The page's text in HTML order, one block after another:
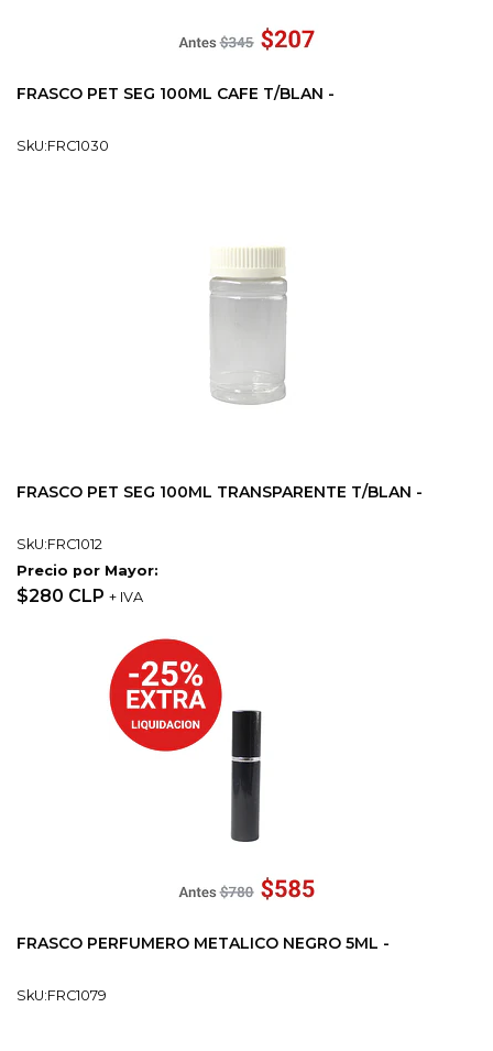
FRASCO PET SEG 100ML CAFE T/BLAN -
SkU:FRC1030
FRASCO PET SEG 100ML TRANSPARENTE T/BLAN -
SkU:FRC1012
Precio por Mayor:
$280 CLP + IVA
FRASCO PERFUMERO METALICO NEGRO 5ML -
SkU:FRC1079